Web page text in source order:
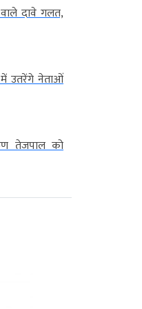
दावे गलत,
उतरेंगे नेताओं
तेजपाल को